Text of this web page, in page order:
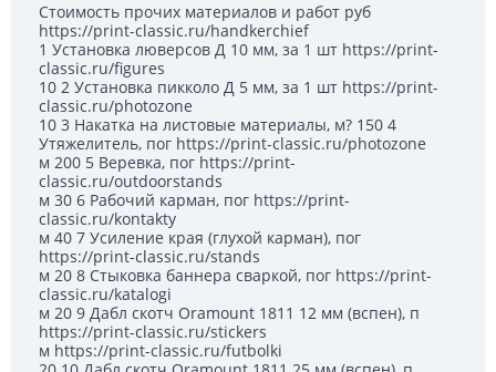
Стоимость прочих материалов и работ руб
https://print-classic.ru/handkerchief
1 Установка люверсов Д 10 мм, за 1 шт https://print-
classic.ru/figures
10 2 Установка пикколо Д 5 мм, за 1 шт https://print-
classic.ru/photozone
10 3 Накатка на листовые материалы, м? 150 4
Утяжелитель, пог https://print-classic.ru/photozone
м 200 5 Веревка, пог https://print-
classic.ru/outdoorstands
м 30 6 Рабочий карман, пог https://print-
classic.ru/kontakty
м 40 7 Усиление края (глухой карман), пог
https://print-classic.ru/stands
м 20 8 Стыковка баннера сваркой, пог https://print-
classic.ru/katalogi
м 20 9 Дабл скотч Oramount 1811 12 мм (вспен), п
https://print-classic.ru/stickers
м https://print-classic.ru/futbolki